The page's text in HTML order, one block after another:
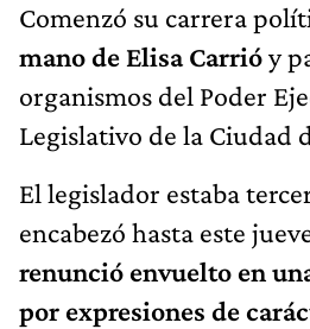
Comenzó su carrera
mano de Elisa Carrióy
organismos del Poder
Legislativo de la Ciudad
El legislador estaba
encabezó hasta este
renunció envuelto en
por expresiones de